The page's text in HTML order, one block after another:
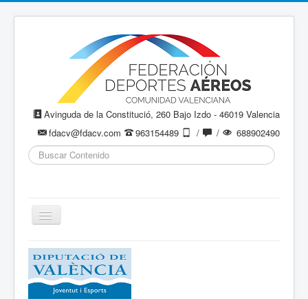
Avinguda de la Constitució, 260 Bajo Izdo - 46019 Valencia
fdacv@fdacv.com
963154489 / /
688902490
Buscar...
Cambiar
navegación
Aeromodelismo / Aeromodelisme
Ala Delta